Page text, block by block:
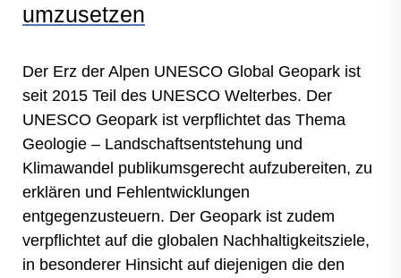
umzusetzen
Der Erz der Alpen UNESCO Global Geopark ist
seit 2015 Teil des UNESCO Welterbes. Der
UNESCO Geopark ist verpflichtet das Thema
Geologie – Landschaftsentstehung und
Klimawandel publikumsgerecht aufzubereiten, zu
erklären und Fehlentwicklungen
entgegenzusteuern. Der Geopark ist zudem
verpflichtet auf die globalen Nachhaltigkeitsziele,
in besonderer Hinsicht auf diejenigen die den